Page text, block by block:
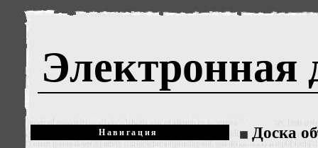
Электронная
Навигация Доска